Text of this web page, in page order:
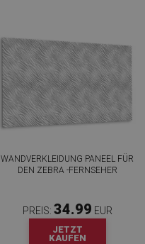
WANDVERKLEIDUNG PANEEL FÜR
DEN ZEBRA -FERNSEHER
PREIS: 34.99 EUR
JETZT
KAUFEN